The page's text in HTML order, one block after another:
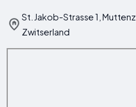
St. Jakob-Strasse 1, Muttenz,
Zwitserland